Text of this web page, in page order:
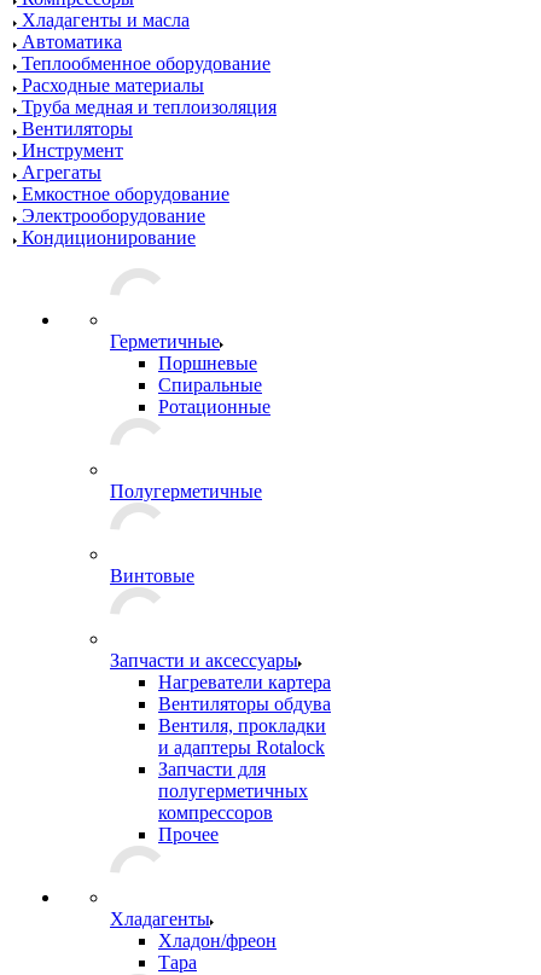
Хладагенты и масла
Автоматика
Теплообменное оборудование
Расходные материалы
Труба медная и теплоизоляция
Вентиляторы
Инструмент
Агрегаты
Емкостное оборудование
Электрооборудование
Кондиционирование
Герметичные
Поршневые
Спиральные
Ротационные
Полугерметичные
Винтовые
Запчасти и аксессуары
Нагреватели картера
Вентиляторы обдува
Вентиля, прокладки
и адаптеры Rotalock
Запчасти для
полугерметичных
компрессоров
Прочее
Хладагенты
Хладон/фреон
Тара